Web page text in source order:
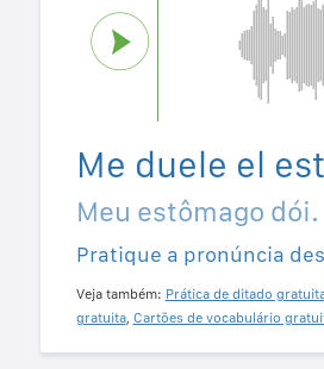
Me duele el
Meu estômago dói.
Pratique a pronúncia
Veja também: Prática de ditado
gratuita, Cartões de vocabulário